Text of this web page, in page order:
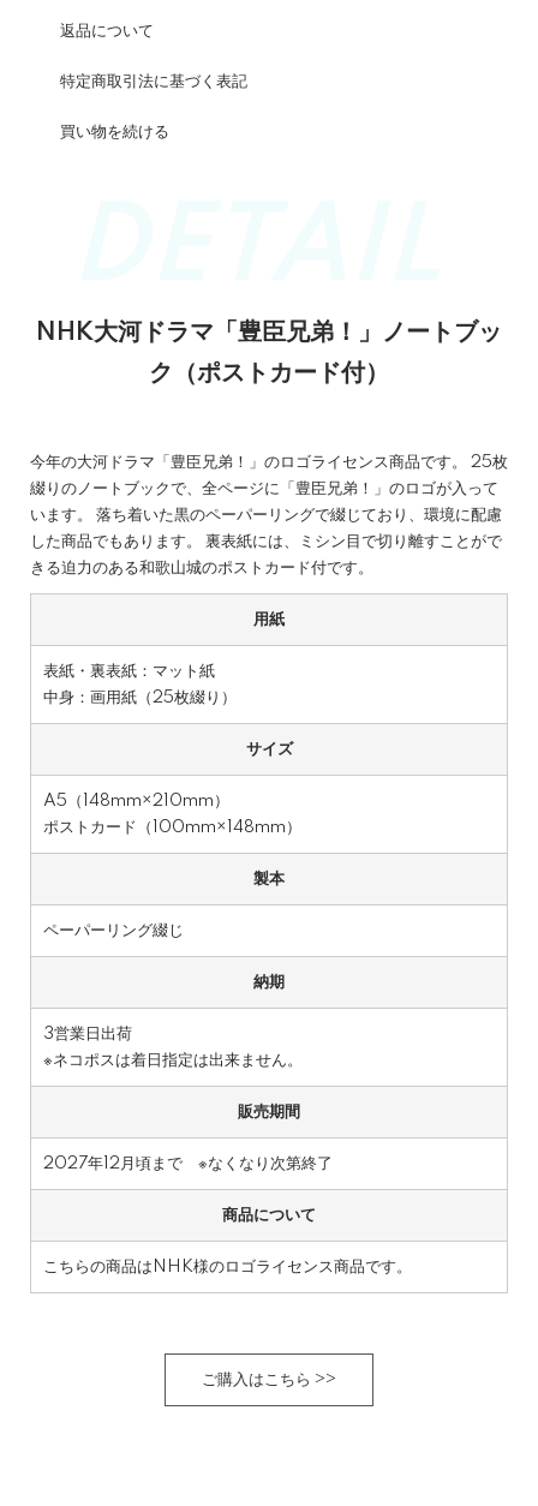
返品について
特定商取引法に基づく表記
買い物を続ける
NHK大河ドラマ「豊臣兄弟！」ノートブッ
ク（ポストカード付）
今年の大河ドラマ「豊臣兄弟！」のロゴライセンス商品です。 25枚
綴りのノートブックで、全ページに「豊臣兄弟！」のロゴが入って
います。 落ち着いた黒のペーパーリングで綴じており、環境に配慮
した商品でもあります。 裏表紙には、ミシン目で切り離すことがで
きる迫力のある和歌山城のポストカード付です。
用紙
表紙・裏表紙：マット紙
中身：画用紙（25枚綴り）
サイズ
A5（148mm×210mm）
ポストカード（100mm×148mm）
製本
ペーパーリング綴じ
納期
3営業日出荷
※ネコポスは着日指定は出来ません。
販売期間
2027年12月頃まで ※なくなり次第終了
商品について
こちらの商品はNHK様のロゴライセンス商品です。
ご購入はこちら >>